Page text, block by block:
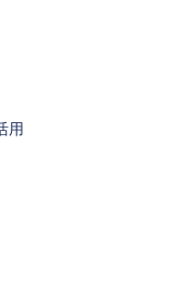
用